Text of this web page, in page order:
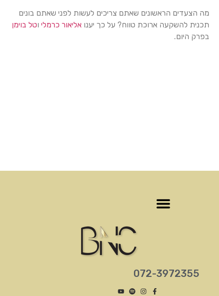
מה הצעדים הראשונים שאתם צריכים לעשות לפני שאתם בונים
תכנית להשקעה ארוכת טווח? על כך יענו אליאור כרמלי וטל בוימן
בפרק היום.
‎072-3972355